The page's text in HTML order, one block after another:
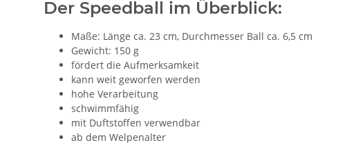
Der Speedball im Überblick:
Maße: Länge ca. 23 cm, Durchmesser Ball ca. 6,5 cm
Gewicht: 150 g
fördert die Aufmerksamkeit
kann weit geworfen werden
hohe Verarbeitung
schwimmfähig
mit Duftstoffen verwendbar
ab dem Welpenalter